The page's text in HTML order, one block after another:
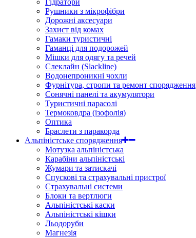
Гідратори
Рушники з мікрофібри
Дорожні аксесуари
Захист від комах
Гамаки туристичні
Гаманці для подорожей
Мішки для одягу та речей
Слеклайн (Slackline)
Водонепроникні чохли
Фурнітура, стропи та ремонт спорядження
Сонячні панелі та акумулятори
Туристичні парасолі
Термоковдра (ізофолія)
Оптика
Браслети з паракорда
Альпіністське спорядження
Мотузка альпіністська
Карабіни альпіністські
Жумари та затискачі
Спускові та страхувальні пристрої
Страхувальні системи
Блоки та вертлюги
Альпіністські каски
Альпіністські кішки
Льодоруби
Магнезія